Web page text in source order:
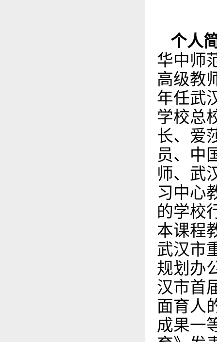
个人
华中师
高级教
年任武
学校总
长、爱
员、中
师、武
习中心
的学校
本课程
武汉市
规划办
汉市首
面育人
成果一